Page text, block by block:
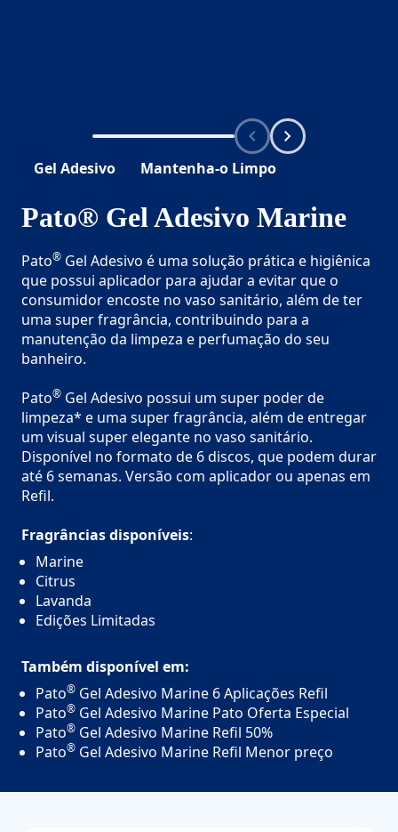
Gel Adesivo Mantenha-o Limpo
Pato® Gel Adesivo Marine
Pato® Gel Adesivo é uma solução prática e higiênica
que possui aplicador para ajudar a evitar que o
consumidor encoste no vaso sanitário, além de ter
uma super fragrância, contribuindo para a
manutenção da limpeza e perfumação do seu
banheiro.
Pato® Gel Adesivo possui um super poder de
limpeza* e uma super fragrância, além de entregar
um visual super elegante no vaso sanitário.
Disponível no formato de 6 discos, que podem durar
até 6 semanas. Versão com aplicador ou apenas em
Refil.
Fragrâncias disponíveis:
Marine
Citrus
Lavanda
Edições Limitadas
Também disponível em:
Pato® Gel Adesivo Marine 6 Aplicações Refil
Pato® Gel Adesivo Marine Pato Oferta Especial
Pato® Gel Adesivo Marine Refil 50%
Pato® Gel Adesivo Marine Refil Menor preço